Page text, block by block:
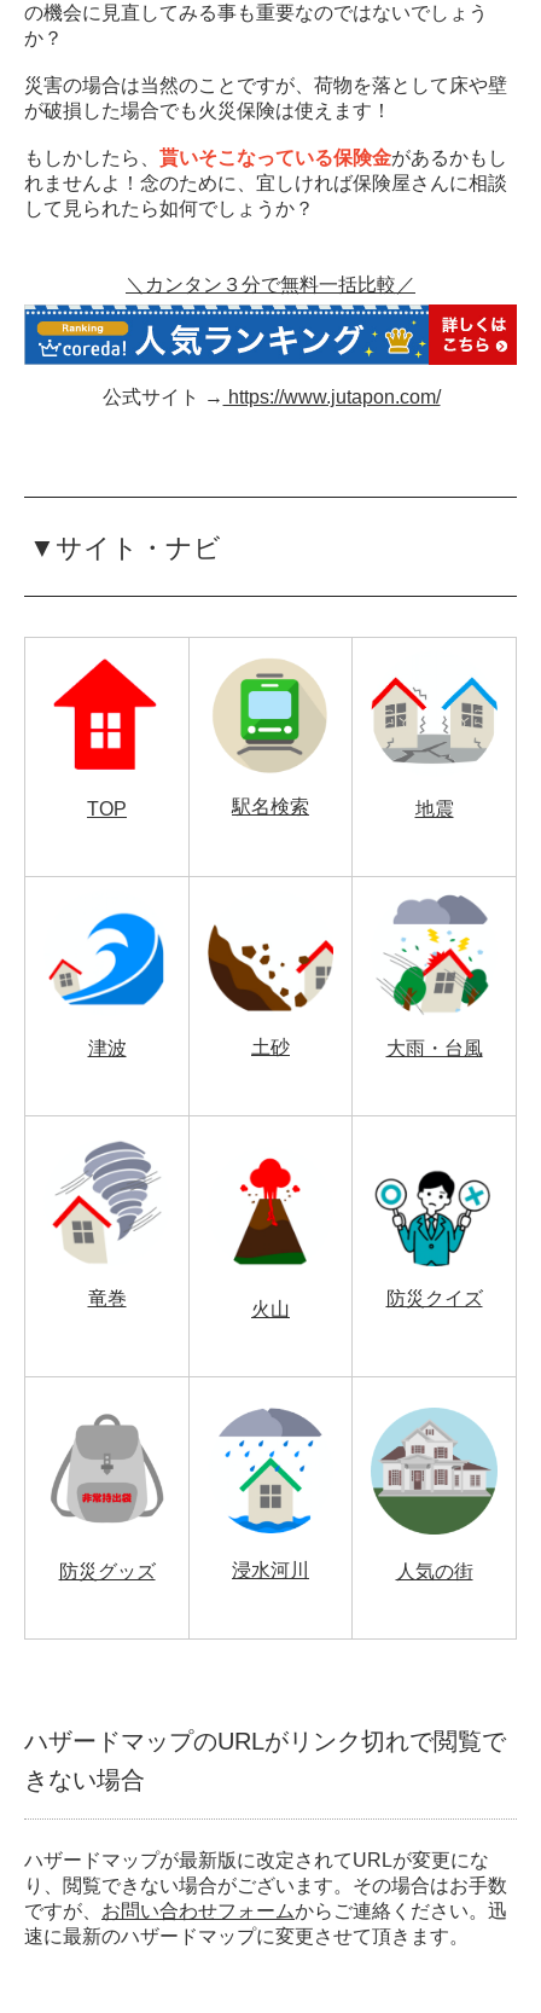
の機会に見直してみる事も重要なのではないでしょう
か？
災害の場合は当然のことですが、荷物を落として床や壁
が破損した場合でも火災保険は使えます！
もしかしたら、 貰いそこなっている保険金があるかもし
れませんよ！念のために、宜しければ保険屋さんに相談
して見られたら如何でしょうか？
＼カンタン３分で無料一括比較／
公式サイト → https://www.jutapon.com/
▼サイト・ナビ
TOP 駅名検索 地震
津波 土砂 大雨・台風
竜巻
火山
防災クイズ
防災グッズ 浸水河川 人気の街
ハザードマップのURLがリンク切れで閲覧で
きない場合
ハザードマップが最新版に改定されてURLが変更にな
り、閲覧できない場合がございます。その場合はお手数
ですが、 お問い合わせフォームからご連絡ください。迅
速に最新のハザードマップに変更させて頂きます。